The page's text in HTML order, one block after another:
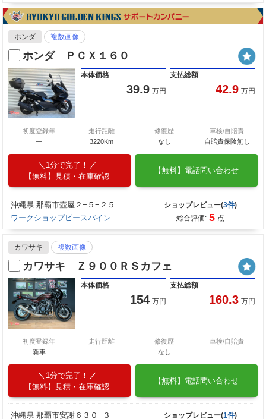
ホンダ 複数画像
ホンダ ＰＣＸ１６０
本体価格
39.9 万円
支払総額
42.9 万円
初度登録年
—
走行距離
3220Km
修復歴
なし
車検/自賠責
自賠責保険無し
1分で完了！
【無料】見積・在庫確認
【無料】電話問い合わせ
沖縄県 那覇市壺屋２−５−２５
ワークショップピースパイン
ショップレビュー(3件)
総合評価: 5 点
カワサキ 複数画像
カワサキ Ｚ９００ＲＳカフェ
本体価格
154 万円
支払総額
160.3 万円
初度登録年
新車
走行距離
—
修復歴
なし
車検/自賠責
―
1分で完了！
【無料】見積・在庫確認
【無料】電話問い合わせ
沖縄県 那覇市安謝６３０−３
ショップレビュー(1件)